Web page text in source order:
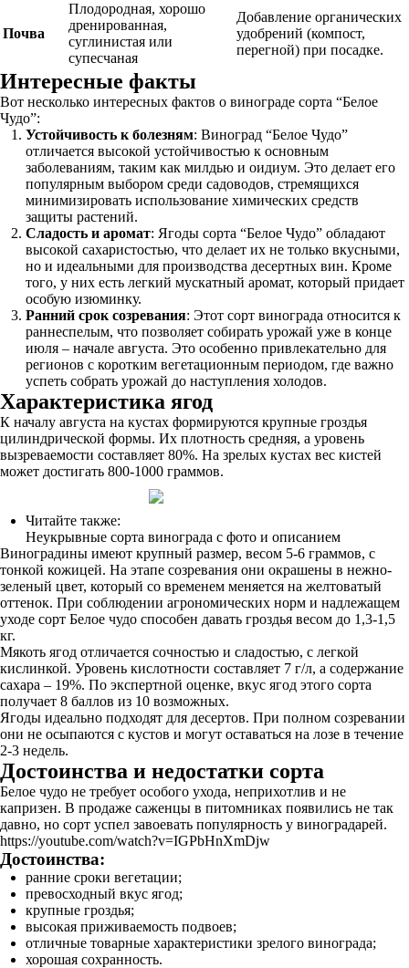
Почва
Плодородная, хорошо
дренированная,
суглинистая или
супесчаная
Добавление органических
удобрений (компост,
перегной) при посадке.
Интересные факты
Вот несколько интересных фактов о винограде сорта “Белое
Чудо”:
Устойчивость к болезням: Виноград “Белое Чудо”
отличается высокой устойчивостью к основным
заболеваниям, таким как милдью и оидиум. Это делает его
популярным выбором среди садоводов, стремящихся
минимизировать использование химических средств
защиты растений.
Сладость и аромат: Ягоды сорта “Белое Чудо” обладают
высокой сахаристостью, что делает их не только вкусными,
но и идеальными для производства десертных вин. Кроме
того, у них есть легкий мускатный аромат, который придает
особую изюминку.
Ранний срок созревания: Этот сорт винограда относится к
раннеспелым, что позволяет собирать урожай уже в конце
июля – начале августа. Это особенно привлекательно для
регионов с коротким вегетационным периодом, где важно
успеть собрать урожай до наступления холодов.
Характеристика ягод
К началу августа на кустах формируются крупные гроздья
цилиндрической формы. Их плотность средняя, а уровень
вызреваемости составляет 80%. На зрелых кустах вес кистей
может достигать 800-1000 граммов.
Читайте также:
Неукрывные сорта винограда с фото и описанием
Виноградины имеют крупный размер, весом 5-6 граммов, с
тонкой кожицей. На этапе созревания они окрашены в нежно-
зеленый цвет, который со временем меняется на желтоватый
оттенок. При соблюдении агрономических норм и надлежащем
уходе сорт Белое чудо способен давать гроздья весом до 1,3-1,5
кг.
Мякоть ягод отличается сочностью и сладостью, с легкой
кислинкой. Уровень кислотности составляет 7 г/л, а содержание
сахара – 19%. По экспертной оценке, вкус ягод этого сорта
получает 8 баллов из 10 возможных.
Ягоды идеально подходят для десертов. При полном созревании
они не осыпаются с кустов и могут оставаться на лозе в течение
2-3 недель.
Достоинства и недостатки сорта
Белое чудо не требует особого ухода, неприхотлив и не
капризен. В продаже саженцы в питомниках появились не так
давно, но сорт успел завоевать популярность у виноградарей.
https://youtube.com/watch?v=IGPbHnXmDjw
Достоинства:
ранние сроки вегетации;
превосходный вкус ягод;
крупные гроздья;
высокая приживаемость подвоев;
отличные товарные характеристики зрелого винограда;
хорошая сохранность.